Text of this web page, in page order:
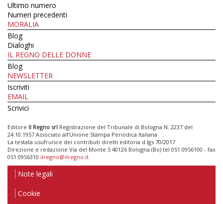
Ultimo numero
Numeri precedenti
MORALIA
Blog
Dialoghi
IL REGNO DELLE DONNE
Blog
NEWSLETTER
Iscriviti
EMAIL
Scrivici
Editore Il Regno srl Registrazione del Tribunale di Bologna N. 2237 del
24.10.1957 Associato all’Unione Stampa Periodica Italiana
La testata usufruisce dei contributi diretti editoria d.lgs 70/2017
Direzione e redazione Via del Monte 5 40126 Bologna (Bo) tel 051 0956100 - fax
051 0956310 ilregno@ilregno.it
Note legali
Cookie